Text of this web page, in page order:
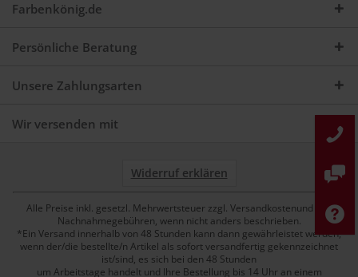
Farbenkönig.de
Persönliche Beratung
Unsere Zahlungsarten
Wir versenden mit
Widerruf erklären
Alle Preise inkl. gesetzl. Mehrwertsteuer zzgl. Versandkostenund ggf.
Nachnahmegebühren, wenn nicht anders beschrieben.
*Ein Versand innerhalb von 48 Stunden kann dann gewährleistet werden,
wenn der/die bestellte/n Artikel als sofort versandfertig gekennzeichnet
ist/sind, es sich bei den 48 Stunden
um Arbeitstage handelt und Ihre Bestellung bis 14 Uhr an einem